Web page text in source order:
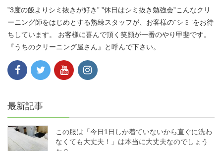
”3度の飯よりシミ抜きが好き” ”休日はシミ抜き勉強会”こんなクリ
ーニング師をはじめとする熟練スタッフが、お客様の”シミ”をお待
ちしています。 お客様に喜んで頂く笑顔が一番のやり甲斐です。
『うちのクリーニング屋さん』と呼んで下さい。
最新記事
この服は「今日1日しか着ていないから直ぐに洗わ
なくても大丈夫！」は本当に大丈夫なのでしょう